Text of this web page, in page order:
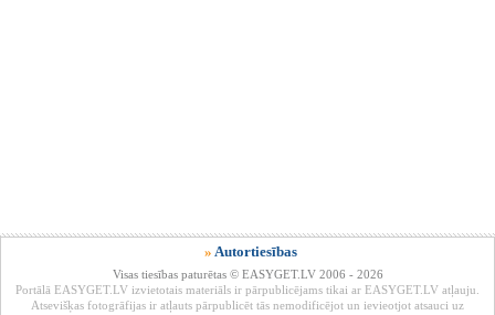
» Autortiesības
Visas tiesības paturētas © EASYGET.LV 2006 - 2026
Portālā EASYGET.LV izvietotais materiāls ir pārpublicējams tikai ar EASYGET.LV atļauju.
Atsevišķas fotogrāfijas ir atļauts pārpublicēt tās nemodificējot un ievieotjot atsauci uz